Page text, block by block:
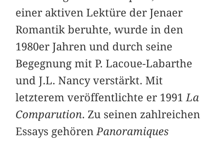
einer aktiven Lektüre der Jenaer
Romantik beruhte, wurde in den
1980er Jahren und durch seine
Begegnung mit P. Lacoue-Labarthe
und J.L. Nancy verstärkt. Mit
letzterem veröffentlichte er 1991 La
Comparution. Zu seinen zahlreichen
Essays gehören Panoramiques